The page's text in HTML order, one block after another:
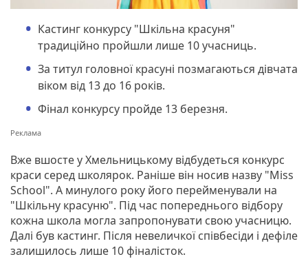
Кастинг конкурсу "Шкільна красуня"
традиційно пройшли лише 10 учасниць.
За титул головної красуні позмагаються дівчата
віком від 13 до 16 років.
Фінал конкурсу пройде 13 березня.
Вже вшосте у Хмельницькому відбудеться конкурс
краси серед школярок. Раніше він носив назву "Miss
School". А минулого року його перейменували на
"Шкільну красуню". Під час попереднього відбору
кожна школа могла запропонувати свою учасницю.
Далі був кастинг. Після невеличкої співбесіди і дефіле
залишилось лише 10 фіналісток.